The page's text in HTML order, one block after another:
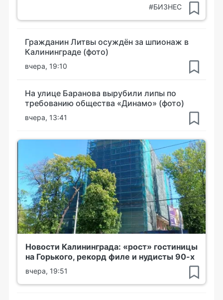
#БИЗНЕС
Гражданин Литвы осуждён за шпионаж в
Калининграде (фото)
вчера, 19:10
На улице Баранова вырубили липы по
требованию общества «Динамо» (фото)
вчера, 13:41
Новости Калининграда: «рост» гостиницы
на Горького, рекорд филе и нудисты 90-х
вчера, 19:51